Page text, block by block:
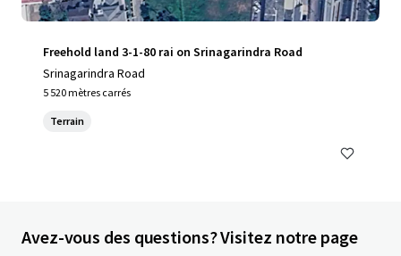
Freehold land 3-1-80 rai on Srinagarindra Road
Srinagarindra Road
5 520 mètres carrés
Terrain
Avez-vous des questions? Visitez notre page